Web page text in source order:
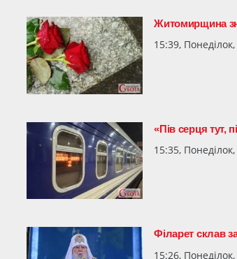
Житомирщина
15:39,
«Пів серця тут,
15:35,
Філарет склав
15:26,